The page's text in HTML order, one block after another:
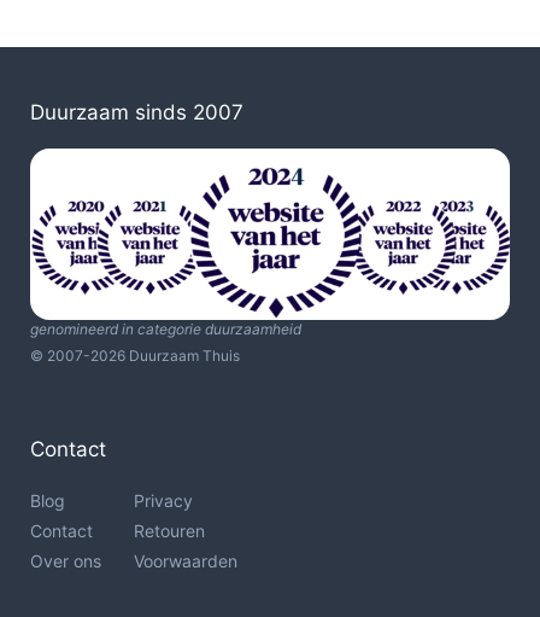
Duurzaam sinds 2007
genomineerd in categorie duurzaamheid
© 2007-2026 Duurzaam Thuis
Contact
Blog
Contact
Over ons
Privacy
Retouren
Voorwaarden